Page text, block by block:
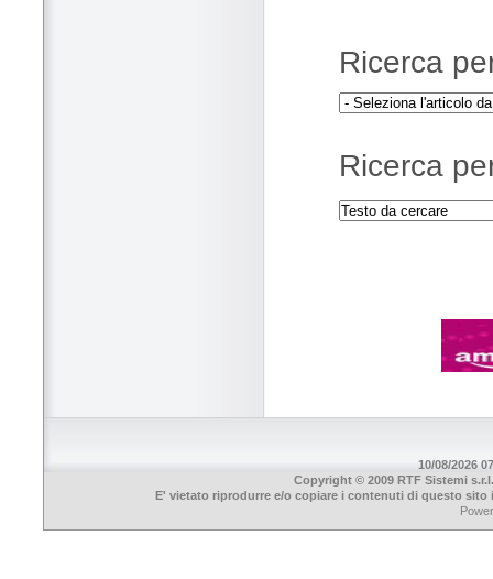
Ricerca
Ricerca
10/08/2026
Copyright © 2009 RTF Sistemi
E' vietato riprodurre e/o copiare i contenuti di questo